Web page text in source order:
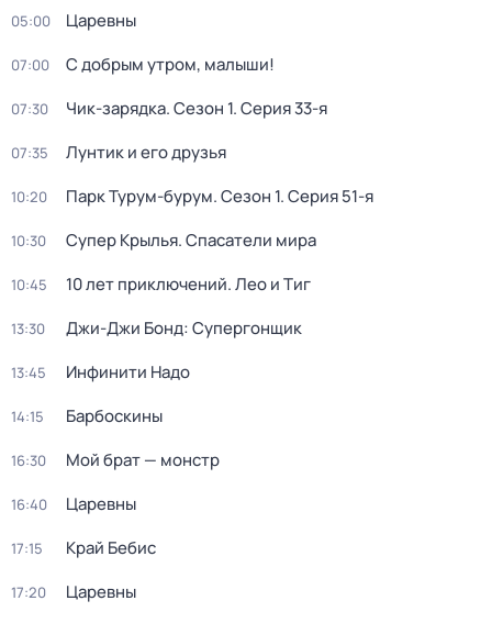
05:00 Царевны
07:00 С добрым утром, малыши!
07:30 Чик-зарядка. Сезон 1. Серия 33-я
07:35 Лунтик и его друзья
10:20 Парк Турум-бурум. Сезон 1. Серия 51-я
10:30 Супер Крылья. Спасатели мира
10:45 10 лет приключений. Лео и Тиг
13:30 Джи-Джи Бонд: Супергонщик
13:45 Инфинити Надо
14:15 Барбоскины
16:30 Мой брат — монстр
16:40 Царевны
17:15 Край Бебис
17:20 Царевны